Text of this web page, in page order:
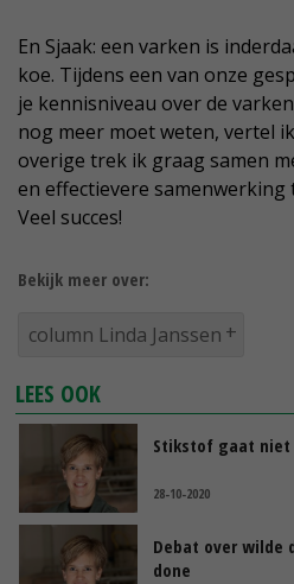
En Sjaak: een varken is
koe. Tijdens een van onze
je kennisniveau over de
nog meer moet weten, vertel
overige trek ik graag samen
en effectievere samenwerking
Veel succes!
Bekijk meer over:
column Linda Janssen
LEES OOK
Stikstof gaat niet
28-10-2020
Debat over wilde
done